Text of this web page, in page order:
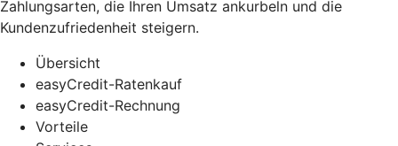
Zahlungsarten, die Ihren Umsatz ankurbeln und die
Kundenzufriedenheit steigern.
Übersicht
easyCredit-Ratenkauf
easyCredit-Rechnung
Vorteile